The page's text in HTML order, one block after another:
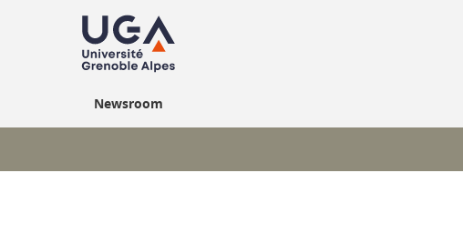
Newsroom